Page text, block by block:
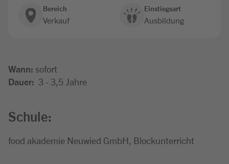
Bereich
Verkauf
Einstiegsart
Ausbildung
Wann: sofort
Dauer: 3 - 3,5 Jahre
Schule:
food akademie Neuwied GmbH, Blockunterricht